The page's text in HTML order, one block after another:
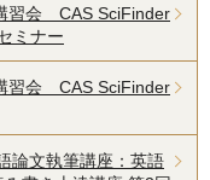
習会 CAS SciFinder
ミナー
習会 CAS SciFinder
論文執筆講座：英語